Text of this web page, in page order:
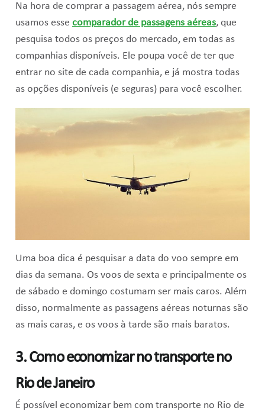
Na hora de comprar a passagem aérea, nós sempre
usamos esse comparador de passagens aéreas, que
pesquisa todos os preços do mercado, em todas as
companhias disponíveis. Ele poupa você de ter que
entrar no site de cada companhia, e já mostra todas
as opções disponíveis (e seguras) para você escolher.
Uma boa dica é pesquisar a data do voo sempre em
dias da semana. Os voos de sexta e principalmente os
de sábado e domingo costumam ser mais caros. Além
disso, normalmente as passagens aéreas noturnas são
as mais caras, e os voos à tarde são mais baratos.
3. Como economizar no transporte no
Rio de Janeiro
É possível economizar bem com transporte no Rio de